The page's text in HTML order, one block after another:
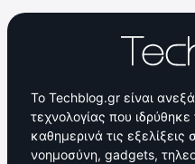
Το Techblog.gr είναι
τεχνολογίας που
καθημερινά τις
νοημοσύνη, gadgets,